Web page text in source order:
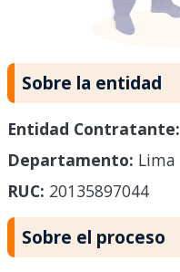
Sobre la entidad
Entidad Contratante:
Departamento: Lima
RUC: 20135897044
Sobre el proceso